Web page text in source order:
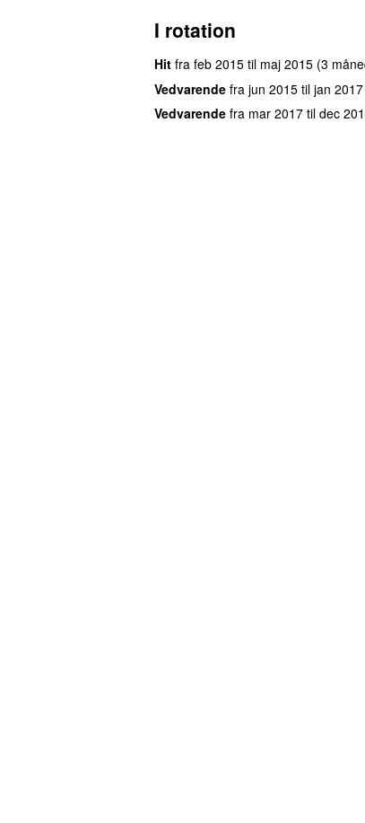
I rotation
Hit fra feb 2015 til maj 2015 (3
Vedvarende fra jun 2015 til jan 2017
Vedvarende fra mar 2017 til dec